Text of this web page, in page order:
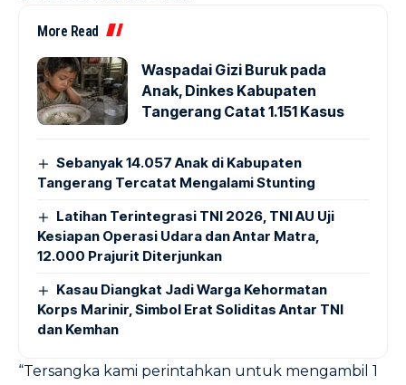
More Read
Waspadai Gizi Buruk pada
Anak, Dinkes Kabupaten
Tangerang Catat 1.151 Kasus
Sebanyak 14.057 Anak di Kabupaten
Tangerang Tercatat Mengalami Stunting
Latihan Terintegrasi TNI 2026, TNI AU Uji
Kesiapan Operasi Udara dan Antar Matra,
12.000 Prajurit Diterjunkan
Kasau Diangkat Jadi Warga Kehormatan
Korps Marinir, Simbol Erat Soliditas Antar TNI
dan Kemhan
“Tersangka kami perintahkan untuk mengambil 1